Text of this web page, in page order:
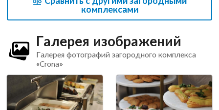
комплексами
Галерея изображений
Галерея фотографий загородного комплекса
«Crona»